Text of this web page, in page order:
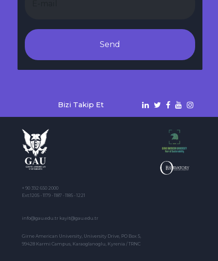
Send
Bizi Takip Et
+ 90 392 650 2000
Ext:1205 - 1179 - 1187 - 1185 - 1221
info@gau.edu.tr kayit@gau.edu.tr
Girne American University, University Drive, PO Box 5,
99428 Karmi Campus, Karaoglanoglu, Kyrenia / TRNC